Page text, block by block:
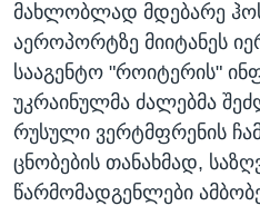
მახლობლად მდებარე
აეროპორტზე მიიტანეს
სააგენტო "როიტერის"
უკრაინულმა ძალებმა
რუსული ვერტმფრენის
ცნობების თანახმად,
წარმომადგენლები